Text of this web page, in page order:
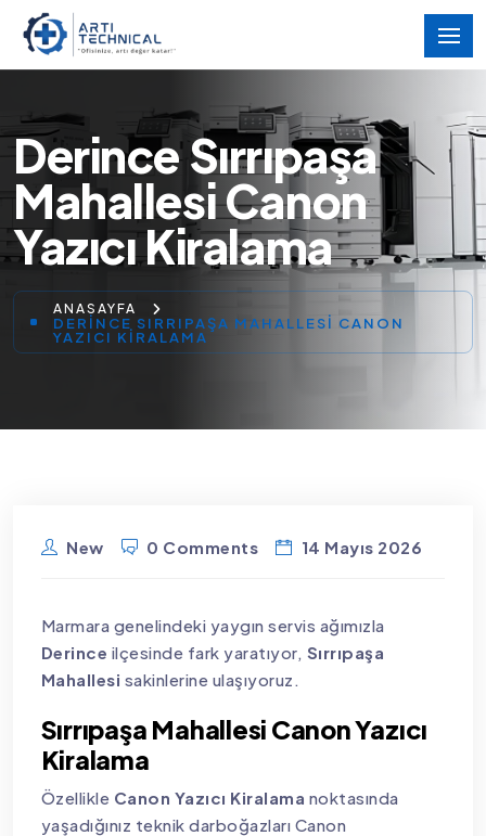
Derince Sırrıpaşa
Mahallesi Canon
Yazıcı Kiralama
ANASAYFA
DERINCE SIRRIPAŞA MAHALLESI CANON
YAZICI KIRALAMA
New 0 Comments 14 Mayıs 2026
Marmara genelindeki yaygın servis ağımızla
Derince ilçesinde fark yaratıyor, Sırrıpaşa
Mahallesi sakinlerine ulaşıyoruz.
Sırrıpaşa Mahallesi Canon Yazıcı
Kiralama
Özellikle Canon Yazıcı Kiralama noktasında
yaşadığınız teknik darboğazları Canon